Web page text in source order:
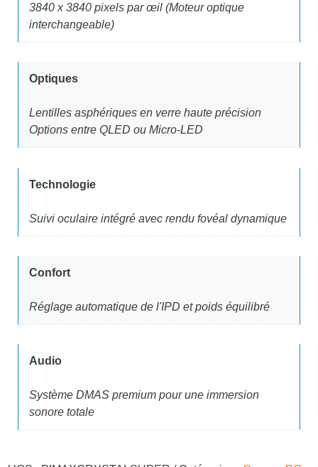
t
i
l
é
i
t
:
1
e
e
s
:
1
5
9
3840 x 3840 pixels par œil (Moteur optique
interchangeable)
Optiques
Lentilles asphériques en verre haute précision
Options entre QLED ou Micro-LED
Technologie
Suivi oculaire intégré avec rendu fovéal dynamique
Confort
Réglage automatique de l'IPD et poids équilibré
Audio
Système DMAS premium pour une immersion
sonore totale